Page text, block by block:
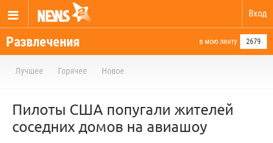
Вход
Развлечения в мою ленту 2679
Лучшее Горячее Новое
Пилоты США попугали жителей
соседних домов на авиашоу